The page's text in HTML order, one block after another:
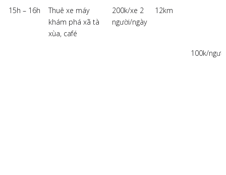
15h – 16h
Thuê xe máy
khám phá xã tà
xùa, café
200k/xe 2
người/ngày
12km
100k/người